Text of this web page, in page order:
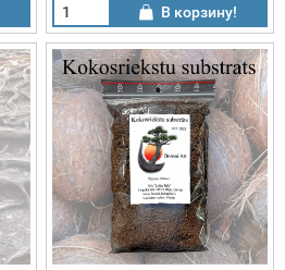
В корзину!